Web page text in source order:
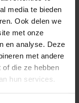
media te bieden
Ook delen we
met onze
en analyse. Deze
met andere
die ze hebben
hun services.